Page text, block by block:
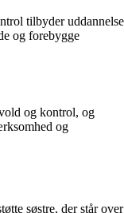
tilbyder uddannelse
og forebygge
og kontrol, og
og
søstre, der står over